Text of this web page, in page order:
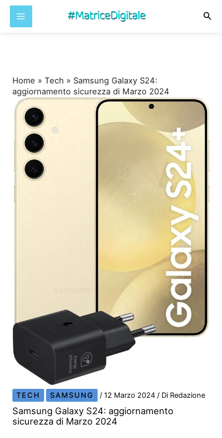
Home »Tech » Samsung Galaxy S24:
aggiornamento sicurezza di Marzo 2024
TECH SAMSUNG /12 Marzo 2024/ Di Redazione
Samsung Galaxy S24: aggiornamento
sicurezza di Marzo 2024